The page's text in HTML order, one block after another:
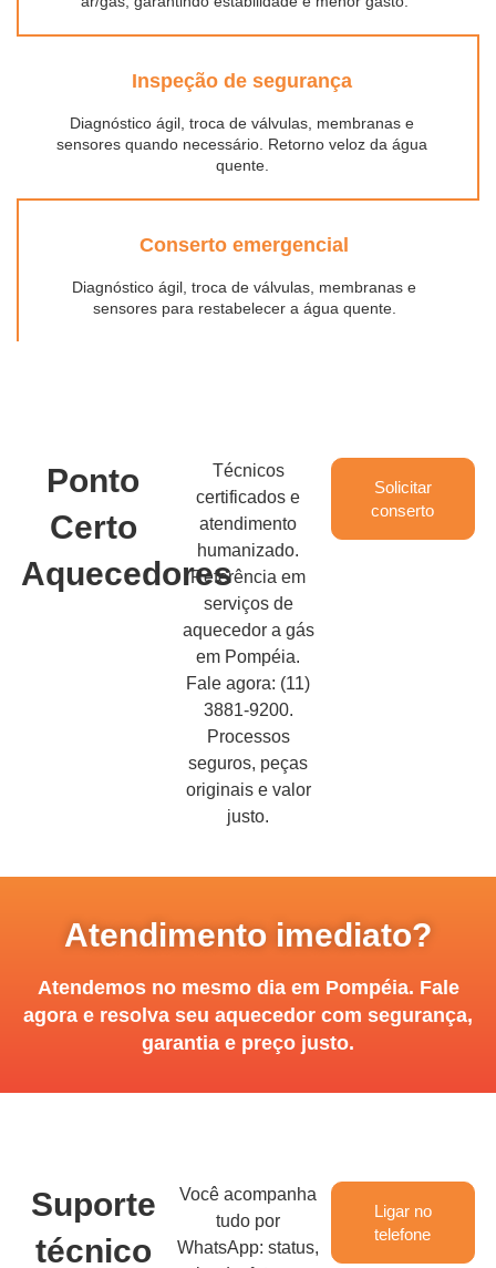
Inspeção de segurança
Diagnóstico ágil, troca de válvulas, membranas e
sensores quando necessário. Retorno veloz da água
quente.
Conserto emergencial
Diagnóstico ágil, troca de válvulas, membranas e
sensores para restabelecer a água quente.
Ponto
Certo
Aquecedores
Técnicos
certificados e
atendimento
humanizado.
Referência em
serviços de
aquecedor a gás
em Pompéia.
Fale agora: (11)
3881-9200.
Processos
seguros, peças
originais e valor
justo.
Solicitar
conserto
Atendimento imediato?
Atendemos no mesmo dia em Pompéia. Fale
agora e resolva seu aquecedor com segurança,
garantia e preço justo.
Suporte
técnico
Você acompanha
tudo por
WhatsApp: status,
Ligar no
telefone